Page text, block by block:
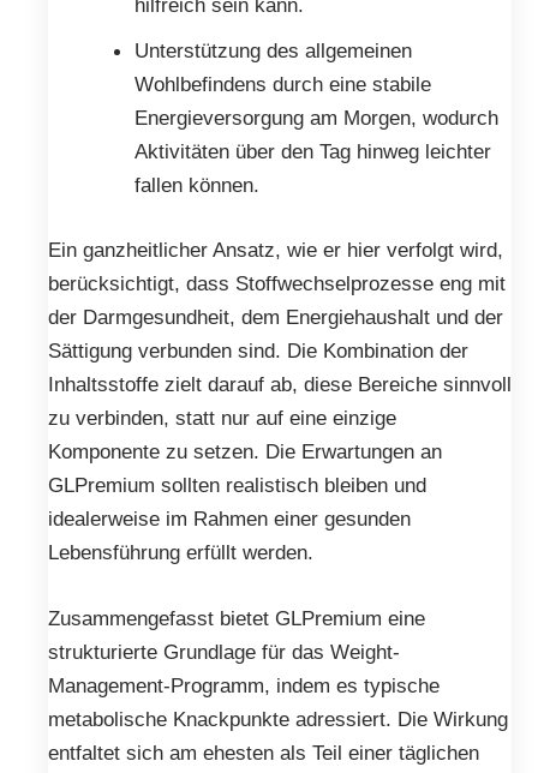
hilfreich sein kann.
Unterstützung des allgemeinen
Wohlbefindens durch eine stabile
Energieversorgung am Morgen, wodurch
Aktivitäten über den Tag hinweg leichter
fallen können.
Ein ganzheitlicher Ansatz, wie er hier verfolgt wird,
berücksichtigt, dass Stoffwechselprozesse eng mit
der Darmgesundheit, dem Energiehaushalt und der
Sättigung verbunden sind. Die Kombination der
Inhaltsstoffe zielt darauf ab, diese Bereiche sinnvoll
zu verbinden, statt nur auf eine einzige
Komponente zu setzen. Die Erwartungen an
GLPremium sollten realistisch bleiben und
idealerweise im Rahmen einer gesunden
Lebensführung erfüllt werden.
Zusammengefasst bietet GLPremium eine
strukturierte Grundlage für das Weight-
Management-Programm, indem es typische
metabolische Knackpunkte adressiert. Die Wirkung
entfaltet sich am ehesten als Teil einer täglichen